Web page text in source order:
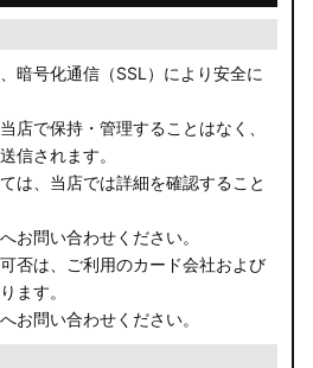
暗号化通信（SSL）により安全に
店で保持・管理することはなく、
信されます。
は、当店では詳細を確認すること
お問い合わせください。
否は、ご利用のカード会社および
ます。
お問い合わせください。